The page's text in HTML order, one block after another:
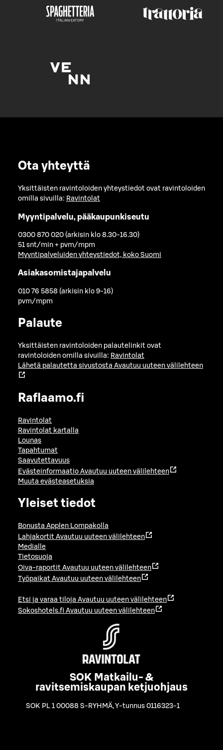
Ota yhteyttä
Yksittäisten ravintoloiden yhteystiedot ovat ravintoloiden
omilla sivuilla: Ravintolat
Myyntipalvelu, pääkaupunkiseutu
0300 870 020 (arkisin klo 8.30-16.30)
51 snt/min + pvm/mpm
Myyntipalveluiden yhteystiedot, koko Suomi
Asiakasomistajapalvelu
010 76 5858 (arkisin klo 9-16)
pvm/mpm
Palaute
Yksittäisten ravintoloiden palautelinkit ovat
ravintoloiden omilla sivuilla: Ravintolat
Lähetä palautetta sivustosta Avautuu uuteen välilehteen
Raflaamo.fi
Ravintolat
Ravintolat kartalla
Lounas
Tapahtumat
Saavutettavuus
Evästeinformaatio Avautuu uuteen välilehteen
Muuta evästeasetuksia
Yleiset tiedot
Bonusta Applen Lompakolla
Lahjakortit Avautuu uuteen välilehteen
Medialle
Tietosuoja
Oiva-raportit Avautuu uuteen välilehteen
Työpaikat Avautuu uuteen välilehteen
Etsi ja varaa tiloja Avautuu uuteen välilehteen
Sokoshotels.fi Avautuu uuteen välilehteen
SOK Matkailu- &
ravitsemiskaupan ketjuohjaus
SOK PL 1 00088 S-RYHMÄ,Y-tunnus 0116323-1